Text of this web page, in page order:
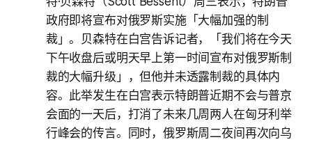
政府即将宣布对俄罗斯实施「大幅加强的制
裁」。贝森特在白宫告诉记者，「我们将在今天
下午收盘后或明天早上第一时间宣布对俄罗斯制
裁的大幅升级」，但他并未透露制裁的具体内
容。此举发生在白宫表示特朗普近期不会与普京
会面的一天后，打消了未来几周两人在匈牙利举
行峰会的传言。同时，俄罗斯周二夜间再次向乌